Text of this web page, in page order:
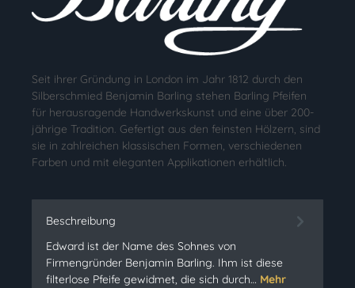
Seit ihrer Gründung in London im Jahr 1812 durch den
Silberschmied Benjamin Barling stehen Barling Pfeifen
für herausragende Handwerkskunst und eine über 200-
jährige Tradition. Gefertigt aus den feinsten Hölzern, sind
sie in zahlreichen klassischen Formen, verschiedenen
Farben und mit eleganten Applikationen erhältlich.
Beschreibung
Edward ist der Name des Sohnes von
Firmengründer Benjamin Barling. Ihm ist diese
filterlose Pfeife gewidmet, die sich durch… Mehr